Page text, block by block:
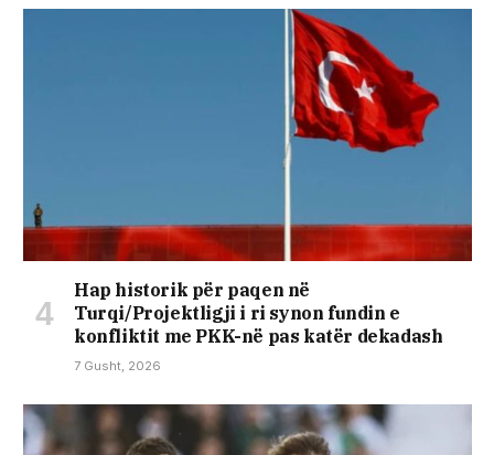
Hap historik për paqen në
Turqi/Projektligji i ri synon fundin e
konfliktit me PKK-në pas katër dekadash
7 Gusht, 2026